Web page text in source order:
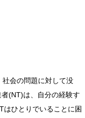
社会の問題に対して没
(NT)は、自分の経験す
はひとりでいることに困